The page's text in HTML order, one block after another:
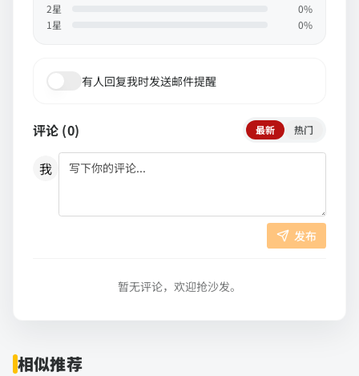
2星 0%
1 星 0%
有人回复我时发送邮件提醒
评论 (0) 最新 热门
我
发布
暂无评论，欢迎抢沙发。
相似推荐